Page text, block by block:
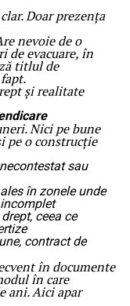
Doar prezența
nevoie de o
de evacuare, în
titlul de
și realitate
Nici pe bune
pe o construcție
sau
în zonele unde
ceea ce
contract de
în documente
în care
ani. Aici apar